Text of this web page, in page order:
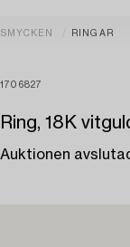
SMYCKEN RINGAR
1706827
Ring, 18K
Auktionen